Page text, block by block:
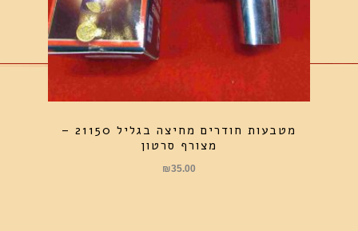
מטבעות חודרים מחיצה בגליל 21150 –
מצורף סרטון
₪35.00